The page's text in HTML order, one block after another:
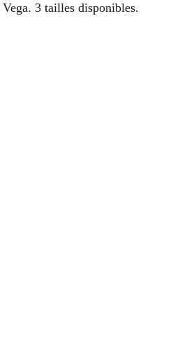
3 tailles disponibles.